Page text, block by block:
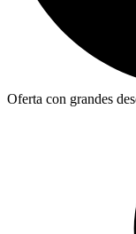
Oferta con grandes